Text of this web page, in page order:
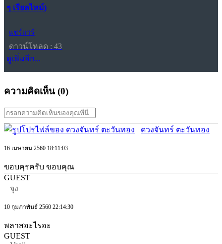
ๆ เรียลไทม์)
แชร์แวร์
ดาวน์โหลด : 43
ดูเพิ่มอีก...
ความคิดเห็น (0)
ดวงจันทร์ ตะวันทอง
16 เมษายน 2560 18:11:03
ขอบคุรครับ ขอบคุณ
GUEST
จุง
10 กุมภาพันธ์ 2560 22:14:30
พลาสอะไรอะ
GUEST